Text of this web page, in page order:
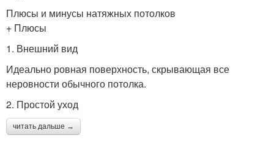
Плюсы и минусы натяжных потолков
+ Плюсы
1. Внешний вид
Идеально ровная поверхность, скрывающая все
неровности обычного потолка.
2. Простой уход
читать дальше →